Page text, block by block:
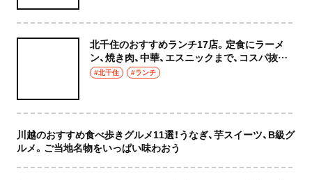
北千住のおすすめランチ17店。定食にラーメ
ン、焼き肉、中華、エスニックまで、コスパ抜群
な店もおしゃれな店も網羅してご紹介！
#北千住 #ランチ
川越のおすすめ食べ歩きグルメ11選！うなぎ、芋スイーツ、B級グ
ルメ。ご当地名物をいっぱい味わおう